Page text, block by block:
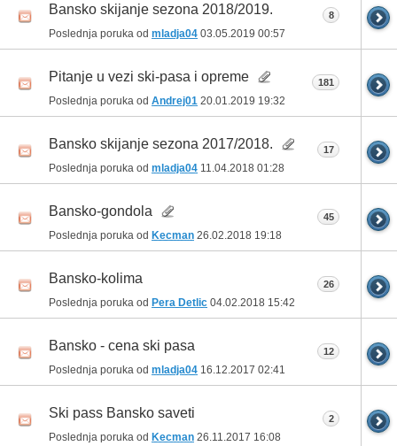
Bansko skijanje sezona 2018/2019.
Poslednja poruka od mladja04 03.05.2019 00:57
8
Pitanje u vezi ski-pasa i opreme
Poslednja poruka od Andrej01 20.01.2019 19:32
181
Bansko skijanje sezona 2017/2018.
Poslednja poruka od mladja04 11.04.2018 01:28
17
Bansko-gondola
Poslednja poruka od Kecman 26.02.2018 19:18
45
Bansko-kolima
Poslednja poruka od Pera Detlic 04.02.2018 15:42
26
Bansko - cena ski pasa
Poslednja poruka od mladja04 16.12.2017 02:41
12
Ski pass Bansko saveti
Poslednja poruka od Kecman 26.11.2017 16:08
2